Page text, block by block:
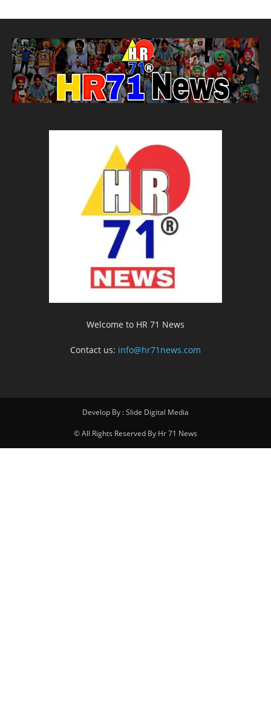
Welcome to HR 71 News
Contact us: info@hr71news.com
Develop By : Slide Digital Media
© All Rights Reserved By Hr 71 News